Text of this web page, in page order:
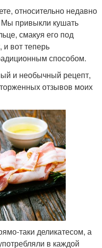
относительно недавно
Мы привыкли кушать
смакуя его под
и вот теперь
способом.
и необычный рецепт,
отзывов моих
таки деликатесом, а
в каждой